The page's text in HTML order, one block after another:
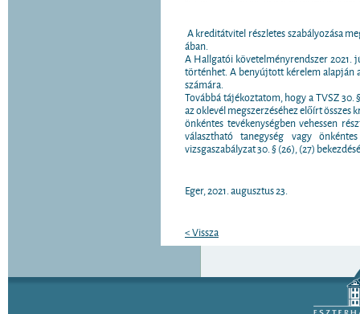
A kreditátvitel részletes szabályozása
ában.
A Hallgatói követelményrendszer 2021.
történhet. A benyújtott kérelem alapján
számára.
Továbbá tájékoztatom, hogy a TVSZ
az oklevél megszerzéséhez előírt összes
önkéntes tevékenységben vehessen
választható tanegység vagy
vizsgaszabályzat 30. § (26), (27)
Eger, 2021. augusztus 23.
< Vissza